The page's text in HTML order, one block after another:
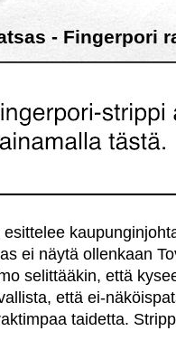
- Fingerpori
ei näytä ollenkaan
selittääkin, että
että ei-
taidetta.